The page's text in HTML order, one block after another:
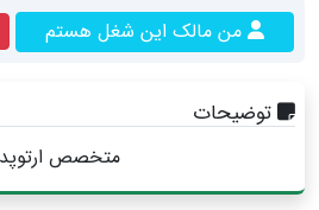
من مالک این شغل هستم
توضیحات
متخصص